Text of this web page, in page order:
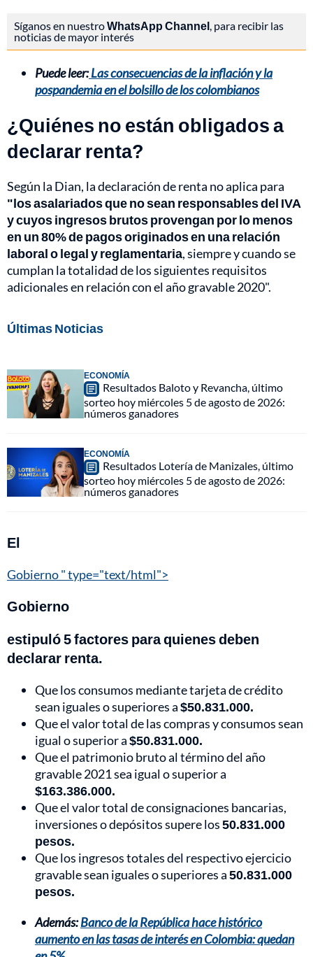
Síganos en nuestroWhatsApp Channel, para recibir las
noticias de mayor interés
Puede leer:Las consecuencias de la inflación y la
pospandemia en el bolsillo de los colombianos
¿Quiénes no están obligados a
declarar renta?
Según la Dian, la declaración de renta no aplica para
"los asalariados que no sean responsables del IVA
y cuyos ingresos brutos provengan por lo menos
en un 80% de pagos originados en una relación
laboral o legal y reglamentaria, siempre y cuando se
cumplan la totalidad de los siguientes requisitos
adicionales en relación con el año gravable 2020".
Últimas Noticias
ECONOMÍA
Resultados Baloto y Revancha, último
sorteo hoy miércoles 5 de agosto de 2026:
números ganadores
ECONOMÍA
Resultados Lotería de Manizales, último
sorteo hoy miércoles 5 de agosto de 2026:
números ganadores
El
Gobierno " type="text/html">
Gobierno
estipuló 5 factores para quienes deben
declarar renta.
Que los consumos mediante tarjeta de crédito
sean iguales o superiores a$50.831.000.
Que el valor total de las compras y consumos sean
igual o superior a$50.831.000.
Que el patrimonio bruto al término del año
gravable 2021 sea igual o superior a
$163.386.000.
Que el valor total de consignaciones bancarias,
inversiones o depósitos supere los50.831.000
pesos.
Que los ingresos totales del respectivo ejercicio
gravable sean iguales o superiores a50.831.000
pesos.
Además:Banco de la República hace histórico
aumento en las tasas de interés en Colombia: quedan